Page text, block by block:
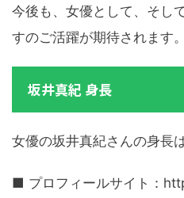
今後も、女優として、そし
すのご活躍が期待されます。
坂井真紀 身長
女優の坂井真紀さんの身長
■ プロフィールサイト：